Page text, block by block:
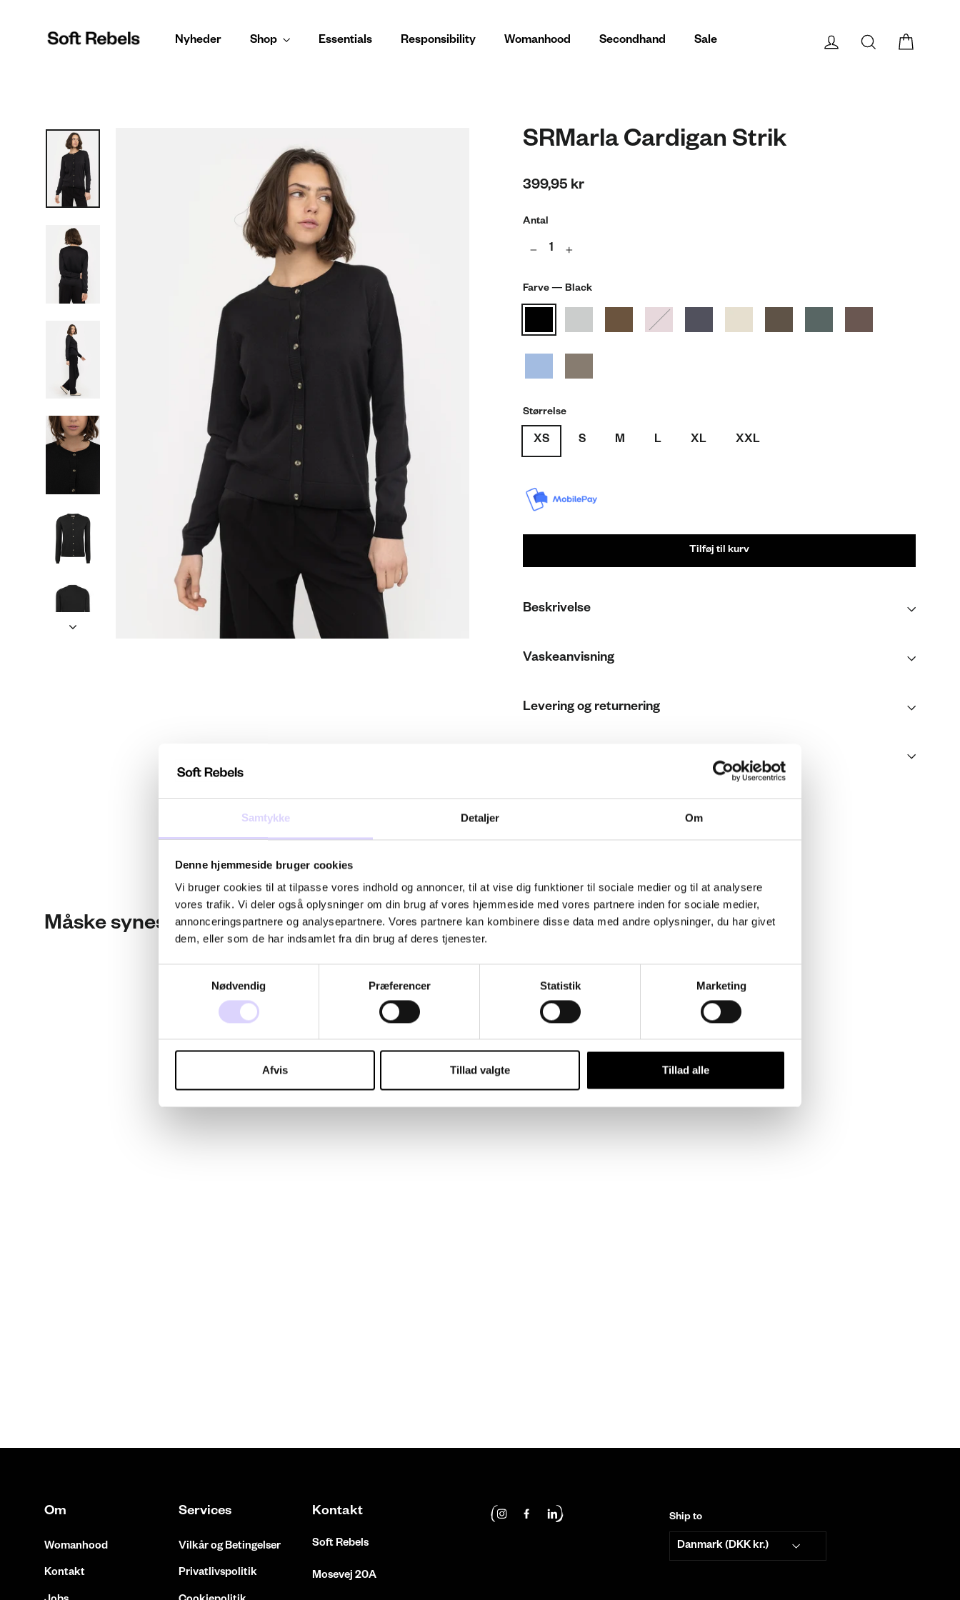
Samtykke Detaljer Om
Denne hjemmeside bruger cookies
Vi bruger cookies til at tilpasse vores indhold og annoncer, til at vise dig funktioner til sociale medier og til at analysere
vores trafik. Vi deler også oplysninger om din brug af vores hjemmeside med vores partnere inden for sociale medier,
annonceringspartnere og analysepartnere. Vores partnere kan kombinere disse data med andre oplysninger, du har givet
dem, eller som de har indsamlet fra din brug af deres tjenester.
Nødvendig
Præferencer Statistik Marketing
Afvis Tillad valgte Tillad alle
Nyheder Shop Essentials Responsibility Womanhood Secondhand Sale Log på
SRMarla Cardigan Strik
Normal
399,95 kr
Antal
Farve— Black
Størrelse
XS S M L XL XXL
Tilføj til kurv
Beskrivelse
Vaskeanvisning
Levering og returnering
Måske synes du også om
Om
Womanhood
Kontakt
Services
Vilkår og Betingelser
Privatlivspolitik
Kontakt
Soft Rebels
Mosevej 20A
InstagramFacebookLinkedIn Ship to
Danmark (DKK kr.)